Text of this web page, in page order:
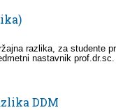
razlika, za studente
nastavnik
DDM